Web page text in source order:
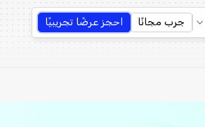
جرب مجانًا احجز عرضًا تجريبيًا